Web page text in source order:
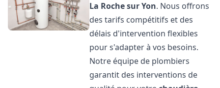
La Roche sur Yon. Nous offrons
des tarifs compétitifs et des
délais d'intervention flexibles
pour s'adapter à vos besoins.
Notre équipe de plombiers
garantit des interventions de